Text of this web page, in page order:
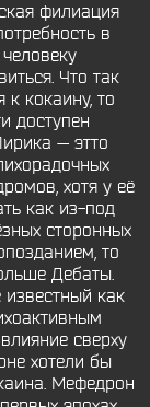
филиация
в
Что так
к кокаину, то
доступен
— этто
хотя у её
как из-под
сторонных
то
Дебаты.
как
сверху
хотели бы
Мефедрон